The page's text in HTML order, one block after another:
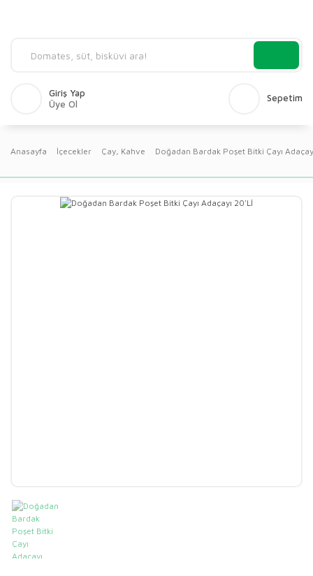
Giriş Yap
Üye Ol
Sepetim
Anasayfa İçecekler Çay, Kahve Doğadan Bardak Poşet Bitki Çayı